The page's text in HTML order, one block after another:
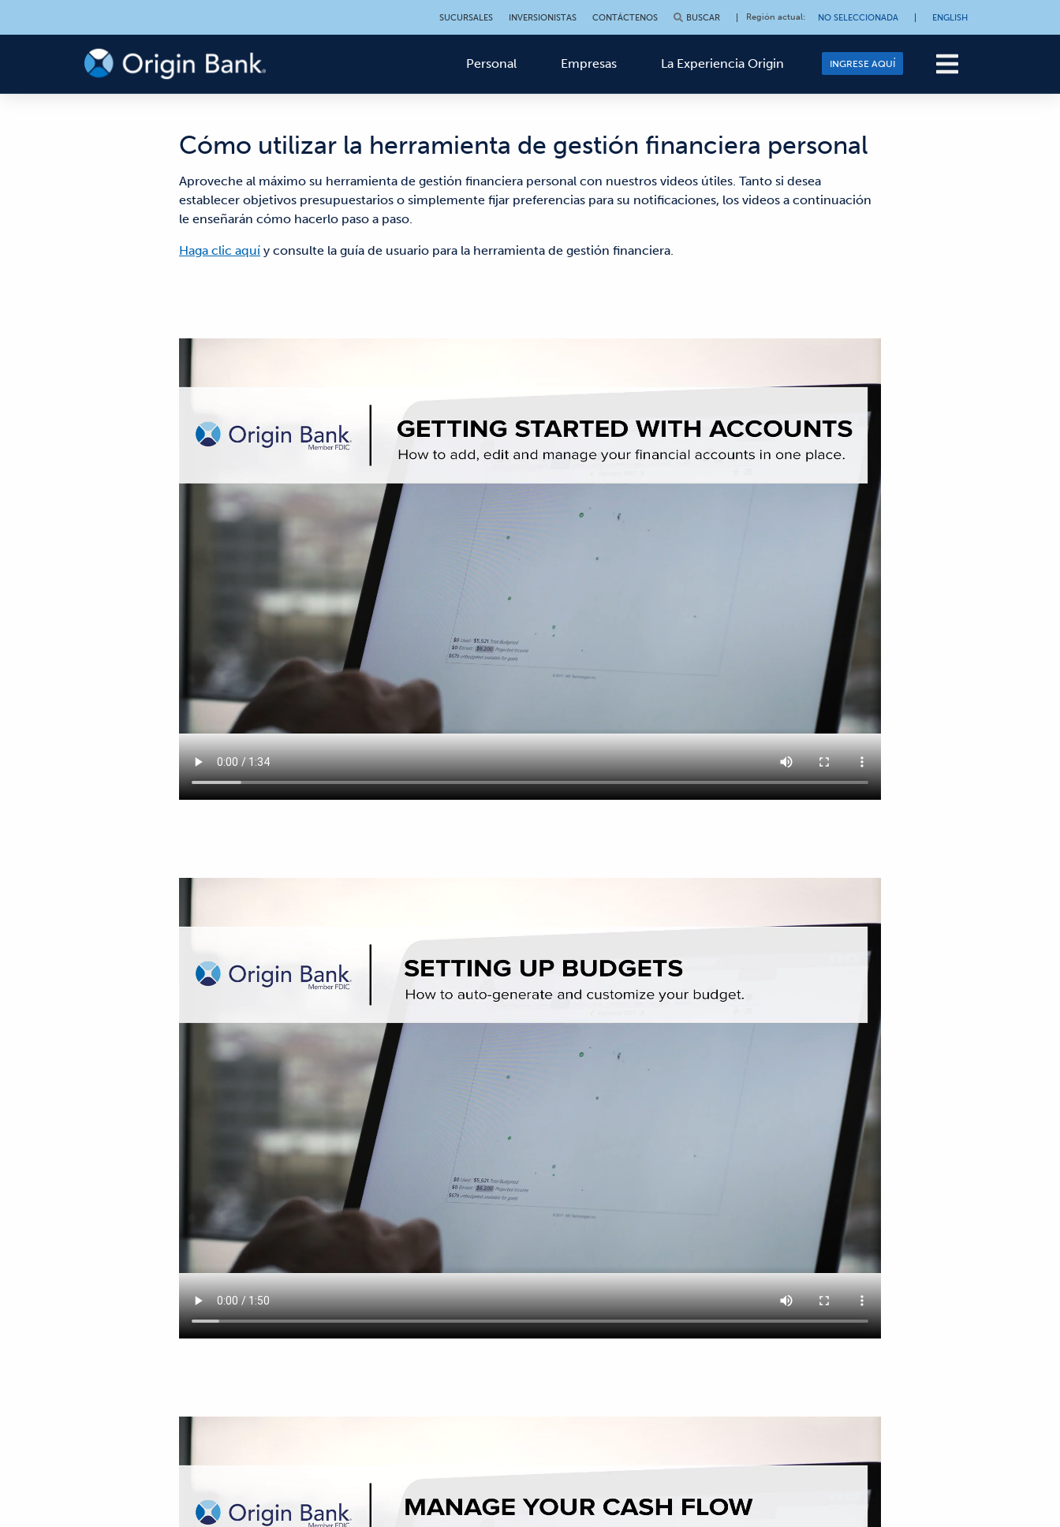
SUCURSALES INVERSIONISTAS CONTÁCTENOS BUSCAR Región actual: NO SELECCIONADA ENGLISH
Personal Empresas La Experiencia Origin INGRESE AQUÍ
Cómo utilizar la herramienta de gestión financiera personal
Aproveche al máximo su herramienta de gestión financiera personal con nuestros videos útiles. Tanto si desea
establecer objetivos presupuestarios o simplemente fijar preferencias para su notificaciones, los videos a continuación
le enseñarán cómo hacerlo paso a paso.
Haga clic aquí y consulte la guía de usuario para la herramienta de gestión financiera.